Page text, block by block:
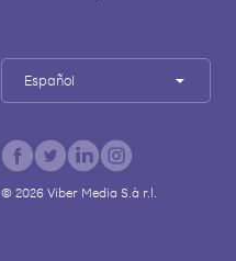
Español
© 2026Viber Media S.à r.l.